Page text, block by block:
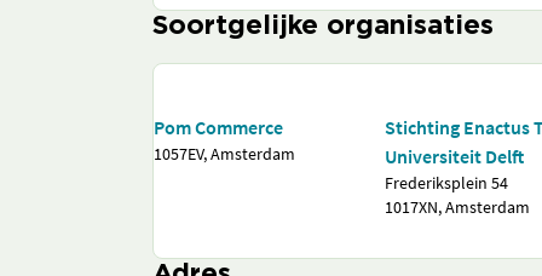
Soortgelijke organisaties
Pom Commerce
1057EV, Amsterdam
Stichting Enactus
Universiteit Delft
Frederiksplein 54
1017XN, Amsterdam